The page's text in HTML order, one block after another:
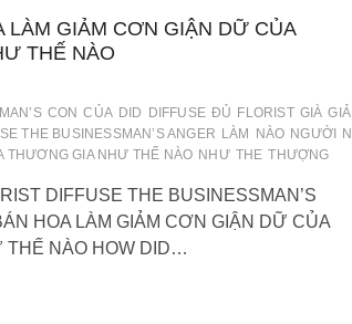
LÀM GIẢM CƠN GIẬN DỮ CỦA
THẾ NÀO
CON CỦA DID DIFFUSE ĐỦ FLORIST GIÀ
THE BUSINESSMAN’S ANGER LÀM NÀO NGƯỜI
THƯƠNG GIA NHƯ THẾ NÀO NHƯ THE THƯỢNG
DIFFUSE THE BUSINESSMAN’S
HOA LÀM GIẢM CƠN GIẬN DỮ CỦA
THẾ NÀO HOW DID…